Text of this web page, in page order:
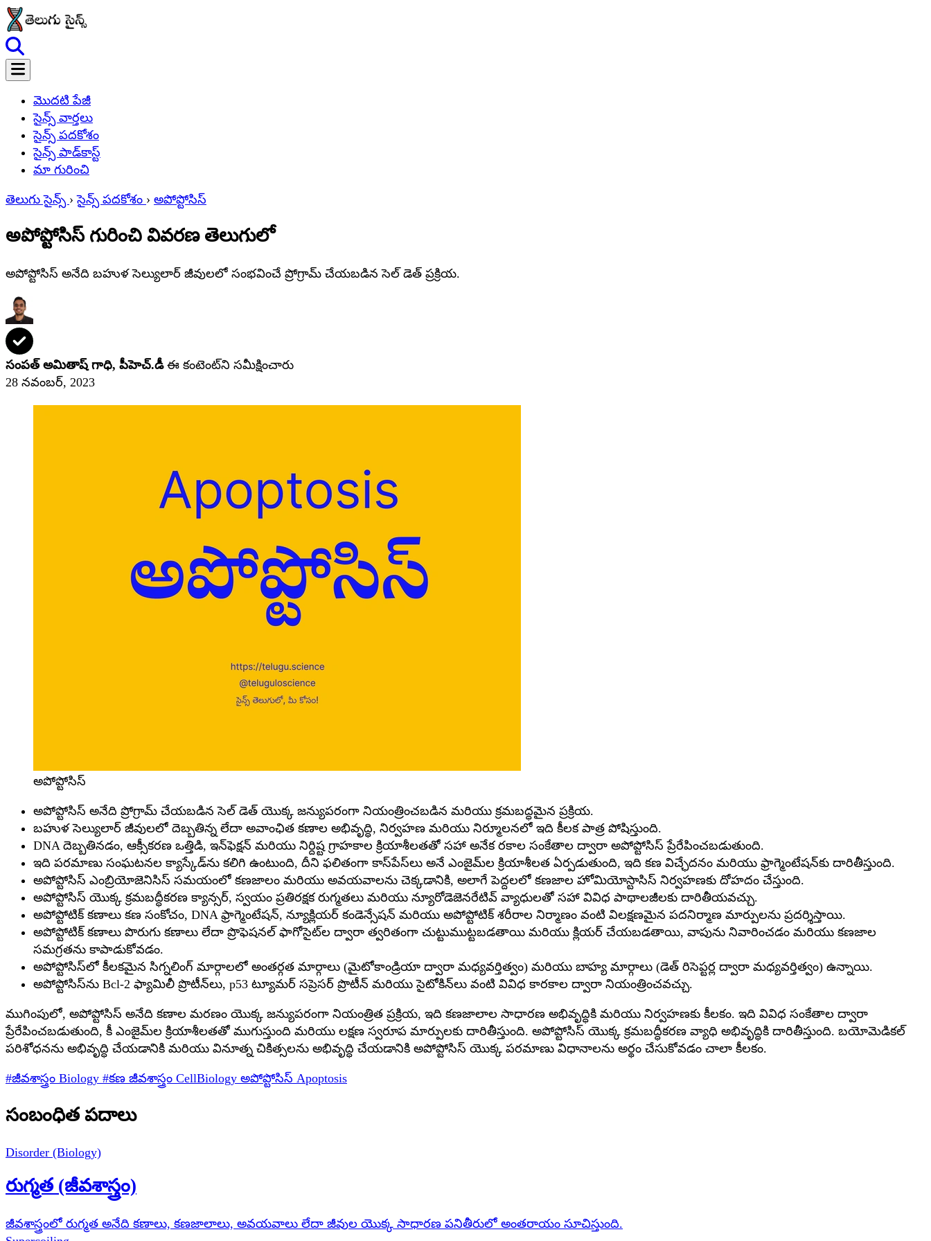
మొదటి పేజీ
సైన్స్ వార్తలు
సైన్స్ పదకోశం
సైన్స్ పాడ్‌కాస్ట్
మా గురించి
తెలుగు సైన్స్ › సైన్స్ పదకోశం › అపోప్టోసిస్
అపోప్టోసిస్ గురించి వివరణ తెలుగులో
అపోప్టోసిస్ అనేది బహుళ సెల్యులార్ జీవులలో సంభవించే ప్రోగ్రామ్ చేయబడిన సెల్ డెత్ ప్రక్రియ.
సంపత్ అమితాష్ గాధి, పీహెచ్‌.డీఈ కంటెంట్‌ని సమీక్షించారు
28 నవంబర్, 2023
అపోప్టోసిస్
అపోప్టోసిస్ అనేది ప్రోగ్రామ్ చేయబడిన సెల్ డెత్ యొక్క జన్యుపరంగా నియంత్రించబడిన మరియు క్రమబద్ధమైన ప్రక్రియ.
బహుళ సెల్యులార్ జీవులలో దెబ్బతిన్న లేదా అవాంఛిత కణాల అభివృద్ధి, నిర్వహణ మరియు నిర్మూలనలో ఇది కీలక పాత్ర పోషిస్తుంది.
DNA దెబ్బతినడం, ఆక్సీకరణ ఒత్తిడి, ఇన్‌ఫెక్షన్ మరియు నిర్దిష్ట గ్రాహకాల క్రియాశీలతతో సహా అనేక రకాల సంకేతాల ద్వారా అపోప్టోసిస్ ప్రేరేపించబడుతుంది.
ఇది పరమాణు సంఘటనల క్యాస్కేడ్‌ను కలిగి ఉంటుంది, దీని ఫలితంగా కాస్‌పేస్‌లు అనే ఎంజైమ్‌ల క్రియాశీలత ఏర్పడుతుంది, ఇది కణ విచ్ఛేదనం మరియు ఫ్రాగ్మెంటేషన్‌కు దారితీస్తుంది.
అపోప్టోసిస్ ఎంబ్రియోజెనిసిస్ సమయంలో కణజాలం మరియు అవయవాలను చెక్కడానికి, అలాగే పెద్దలలో కణజాల హోమియోస్టాసిస్ నిర్వహణకు దోహదం చేస్తుంది.
అపోప్టోసిస్ యొక్క క్రమబద్ధీకరణ క్యాన్సర్, స్వయం ప్రతిరక్షక రుగ్మతలు మరియు న్యూరోడెజెనరేటివ్ వ్యాధులతో సహా వివిధ పాథాలజీలకు దారితీయవచ్చు.
అపోప్టోటిక్ కణాలు కణ సంకోచం, DNA ఫ్రాగ్మెంటేషన్, న్యూక్లియర్ కండెన్సేషన్ మరియు అపోప్టోటిక్ శరీరాల నిర్మాణం వంటి విలక్షణమైన పదనిర్మాణ మార్పులను ప్రదర్శిస్తాయి.
అపోప్టోటిక్ కణాలు పొరుగు కణాలు లేదా ప్రొఫెషనల్ ఫాగోసైట్‌ల ద్వారా త్వరితంగా చుట్టుముట్టబడతాయి మరియు క్లియర్ చేయబడతాయి, వాపును నివారించడం మరియు కణజాల
సమగ్రతను కాపాడుకోవడం.
అపోప్టోసిస్‌లో కీలకమైన సిగ్నలింగ్ మార్గాలలో అంతర్గత మార్గాలు (మైటోకాండ్రియా ద్వారా మధ్యవర్తిత్వం) మరియు బాహ్య మార్గాలు (డెత్ రిసెప్టర్ల ద్వారా మధ్యవర్తిత్వం) ఉన్నాయి.
అపోప్టోసిస్‌ను Bcl-2 ఫ్యామిలీ ప్రొటీన్‌లు, p53 ట్యూమర్ సప్రెసర్ ప్రొటీన్ మరియు సైటోకిన్‌లు వంటి వివిధ కారకాల ద్వారా నియంత్రించవచ్చు.
ముగింపులో, అపోప్టోసిస్ అనేది కణాల మరణం యొక్క జన్యుపరంగా నియంత్రిత ప్రక్రియ, ఇది కణజాలాల సాధారణ అభివృద్ధికి మరియు నిర్వహణకు కీలకం. ఇది వివిధ సంకేతాల ద్వారా
ప్రేరేపించబడుతుంది, కీ ఎంజైమ్‌ల క్రియాశీలతతో ముగుస్తుంది మరియు లక్షణ స్వరూప మార్పులకు దారితీస్తుంది. అపోప్టోసిస్ యొక్క క్రమబద్ధీకరణ వ్యాధి అభివృద్ధికి దారితీస్తుంది. బయోమెడికల్
పరిశోధనను అభివృద్ధి చేయడానికి మరియు వినూత్న చికిత్సలను అభివృద్ధి చేయడానికి అపోప్టోసిస్ యొక్క పరమాణు విధానాలను అర్థం చేసుకోవడం చాలా కీలకం.
#జీవశాస్త్రం Biology #కణ జీవశాస్త్రం CellBiology అపోప్టోసిస్ Apoptosis
సంబంధిత పదాలు
Disorder (Biology)
రుగ్మత (జీవశాస్త్రం)
జీవశాస్త్రంలో రుగ్మత అనేది కణాలు, కణజాలాలు, అవయవాలు లేదా జీవుల యొక్క సాధారణ పనితీరులో అంతరాయం సూచిస్తుంది.